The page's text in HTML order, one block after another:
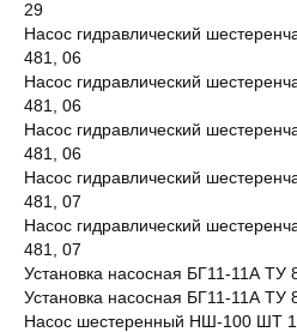
29
Насос гидравлический
481, 06
Насос гидравлический
481, 06
Насос гидравлический
481, 06
Насос гидравлический
481, 07
Насос гидравлический
481, 07
Установка насосная БГ11-11А
Установка насосная БГ11-11А
Насос шестеренный НШ-100 ШТ